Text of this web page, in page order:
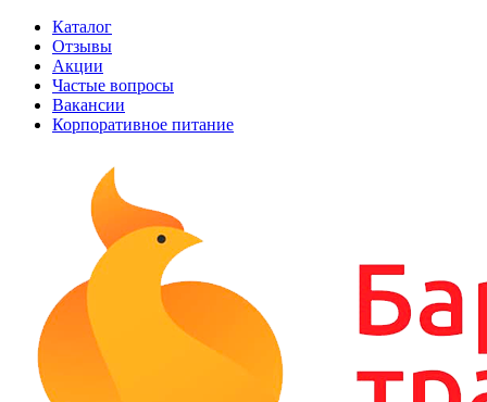
Каталог
Отзывы
Акции
Частые вопросы
Вакансии
Корпоративное питание